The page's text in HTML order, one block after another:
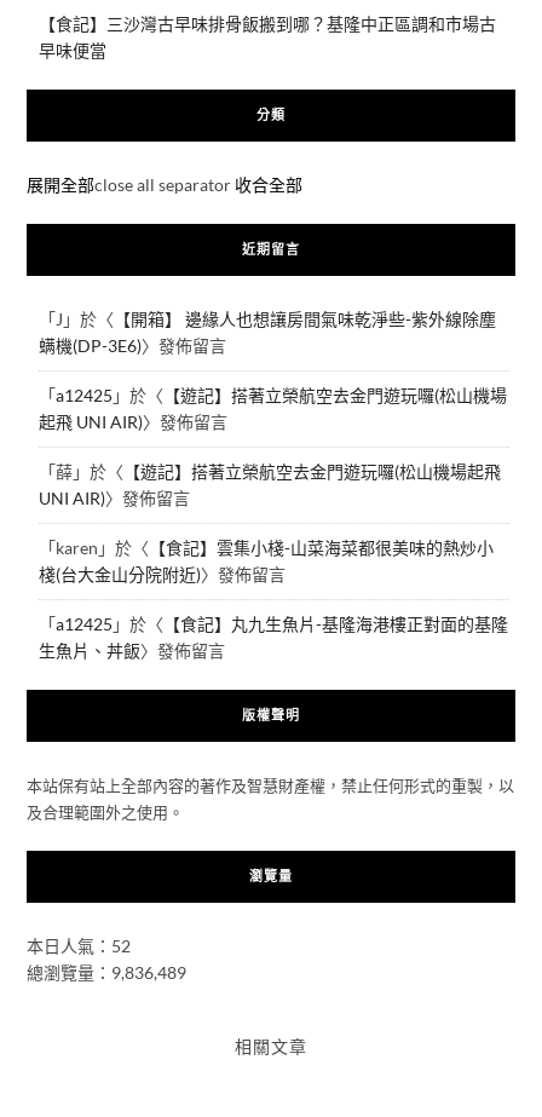
【食記】三沙灣古早味排骨飯搬到哪？基隆中正區調和市場古
早味便當
分類
展開全部close all separator 收合全部
近期留言
「J 」於〈 【開箱】 邊緣人也想讓房間氣味乾淨些-紫外線除塵
螨機(DP-3E6)〉發佈留言
「a12425 」於〈 【遊記】搭著立榮航空去金門遊玩囉(松山機場
起飛 UNI AIR)〉發佈留言
「薛」於〈 【遊記】搭著立榮航空去金門遊玩囉(松山機場起飛
UNI AIR)〉發佈留言
「karen 」於〈 【食記】雲集小棧-山菜海菜都很美味的熱炒小
棧(台大金山分院附近)〉發佈留言
「a12425 」於〈 【食記】丸九生魚片-基隆海港樓正對面的基隆
生魚片、丼飯〉發佈留言
版權聲明
本站保有站上全部內容的著作及智慧財產權，禁止任何形式的重製，以
及合理範圍外之使用。
瀏覽量
本日人氣：52
總瀏覽量：9,836,489
相關文章